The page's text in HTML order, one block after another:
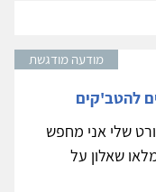
מודעה מודגשת
להטב'קים
שלי אני מחפש
שאלון על